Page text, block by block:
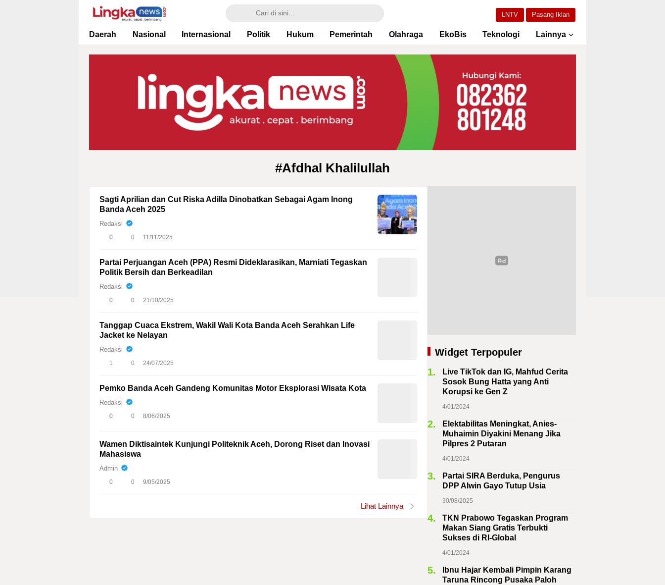
Lingkanews
Akurat. Cepat & Berimbang
LNTV Pasang Iklan
Daerah Nasional Internasional Politik Hukum Pemerintah Olahraga EkoBis Teknologi Lainnya
#Afdhal Khalilullah
Sagti Aprilian dan Cut Riska Adilla Dinobatkan Sebagai Agam Inong
Banda Aceh 2025
Redaksi
0 0 11/11/2025
Partai Perjuangan Aceh (PPA) Resmi Dideklarasikan, Marniati Tegaskan
Politik Bersih dan Berkeadilan
Redaksi
0 0 21/10/2025
Tanggap Cuaca Ekstrem, Wakil Wali Kota Banda Aceh Serahkan Life
Jacket ke Nelayan
Redaksi
1 0 24/07/2025
Pemko Banda Aceh Gandeng Komunitas Motor Eksplorasi Wisata Kota
Redaksi
0 0 8/06/2025
Wamen Diktisaintek Kunjungi Politeknik Aceh, Dorong Riset dan Inovasi
Mahasiswa
Admin
0 0 9/05/2025
Lihat Lainnya
Widget Terpopuler
1.
Live TikTok dan IG, Mahfud Cerita
Sosok Bung Hatta yang Anti
Korupsi ke Gen Z
4/01/2024
2.
Elektabilitas Meningkat, Anies-
Muhaimin Diyakini Menang Jika
Pilpres 2 Putaran
4/01/2024
3.
Partai SIRA Berduka, Pengurus
DPP Alwin Gayo Tutup Usia
30/08/2025
4.
TKN Prabowo Tegaskan Program
Makan Siang Gratis Terbukti
Sukses di RI-Global
4/01/2024
5.
Ibnu Hajar Kembali Pimpin Karang
Taruna Rincong Pusaka Paloh